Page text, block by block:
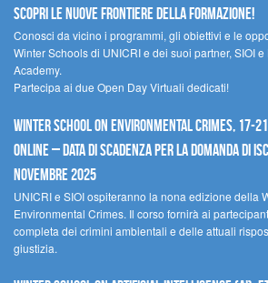
scopri le nuove frontiere della formazione!
Conosci da vicino i programmi, gli obiettivi e le
Winter Schools di UNICRI e dei suoi partner, SIOI
Academy.
Partecipa ai due Open Day Virtuali dedicati!
Winter School on Environmental Crimes, 17-
Online – Data di scadenza per la domanda di
novembre 2025
UNICRI e SIOI ospiteranno la nona edizione della
Environmental Crimes. Il corso fornirà ai
completa dei crimini ambientali e delle attuali
giustizia.